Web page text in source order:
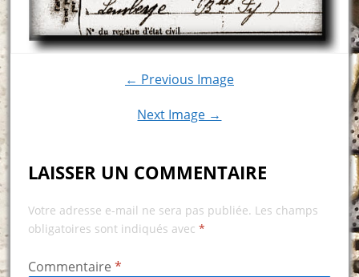
← Previous Image
Next Image →
LAISSER UN COMMENTAIRE
Votre adresse e-mail ne sera pas publiée. Les champs
obligatoires sont indiqués avec *
Commentaire *